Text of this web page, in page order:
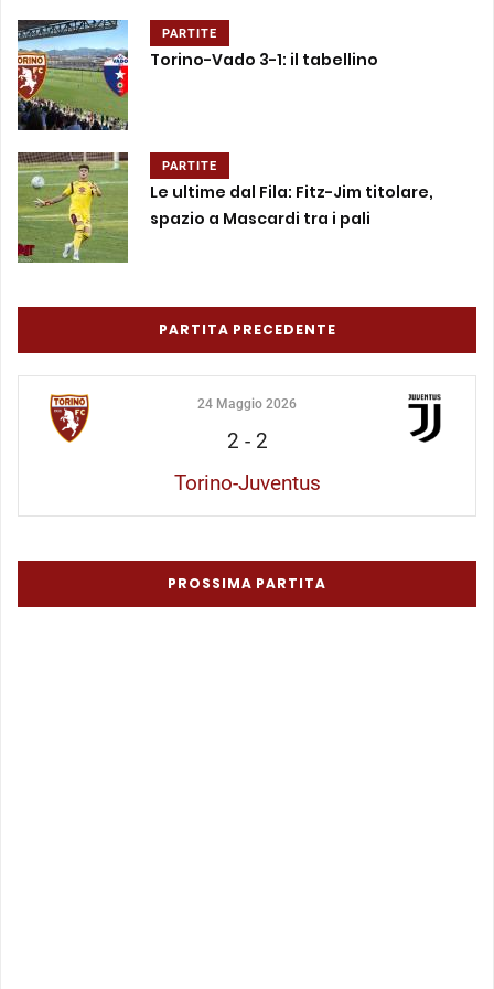
PARTITE
Torino-Vado 3-1: il tabellino
PARTITE
Le ultime dal Fila: Fitz-Jim titolare,
spazio a Mascardi tra i pali
PARTITA PRECEDENTE
24 Maggio 2026
2 - 2
Torino-Juventus
PROSSIMA PARTITA